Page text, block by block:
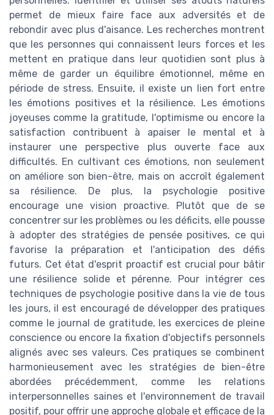
permet de mieux faire face aux adversités et de
rebondir avec plus d'aisance. Les recherches montrent
que les personnes qui connaissent leurs forces et les
mettent en pratique dans leur quotidien sont plus à
même de garder un équilibre émotionnel, même en
période de stress. Ensuite, il existe un lien fort entre
les émotions positives et la résilience. Les émotions
joyeuses comme la gratitude, l'optimisme ou encore la
satisfaction contribuent à apaiser le mental et à
instaurer une perspective plus ouverte face aux
difficultés. En cultivant ces émotions, non seulement
on améliore son bien-être, mais on accroît également
sa résilience. De plus, la psychologie positive
encourage une vision proactive. Plutôt que de se
concentrer sur les problèmes ou les déficits, elle pousse
à adopter des stratégies de pensée positives, ce qui
favorise la préparation et l'anticipation des défis
futurs. Cet état d'esprit proactif est crucial pour bâtir
une résilience solide et pérenne. Pour intégrer ces
techniques de psychologie positive dans la vie de tous
les jours, il est encouragé de développer des pratiques
comme le journal de gratitude, les exercices de pleine
conscience ou encore la fixation d'objectifs personnels
alignés avec ses valeurs. Ces pratiques se combinent
harmonieusement avec les stratégies de bien-être
abordées précédemment, comme les relations
interpersonnelles saines et l'environnement de travail
positif, pour offrir une approche globale et efficace de la